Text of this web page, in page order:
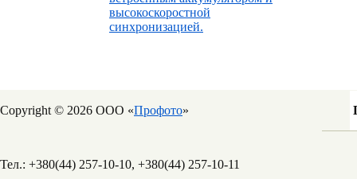
высокоскоростной
синхронизацией.
Copyright © 2026 ООО «Профото»
Тел.: +380(44) 257-10-10, +380(44) 257-10-11